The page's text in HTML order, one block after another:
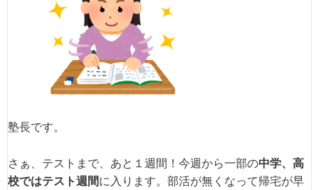
塾長です。
さぁ、テストまで、あと１週間！今週から一部の中学、高
校ではテスト週間に入ります。部活が無くなって帰宅が早